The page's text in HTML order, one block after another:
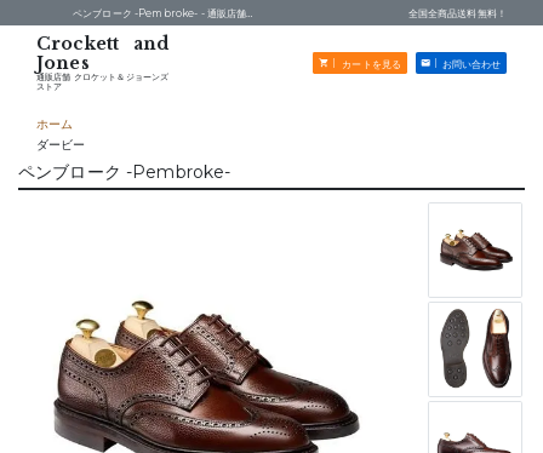
通販店舗 クロケット＆ジョーンズ
ストア
カートを見る お問い合わせ
ペンブローク -Pembroke- - 通販店舗 クロケット＆ジョーンズストア 全国全商品送料無料！
ホーム
ダービー
ペンブローク -Pembroke-